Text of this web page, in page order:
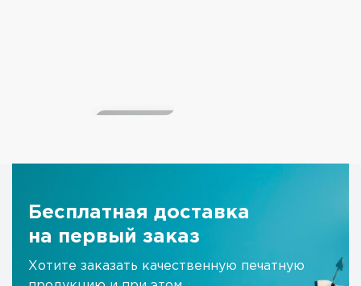
Бесплатная доставка
на первый заказ
Хотите заказать качественную печатную